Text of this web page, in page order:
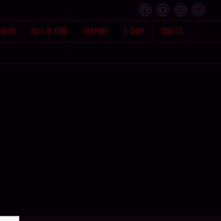
HALL OF FAME SUPPORT E-SHOP TICKETS